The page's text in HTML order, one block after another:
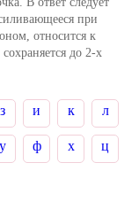
при
относится к
до 2-х
з и к л
у ф х ц